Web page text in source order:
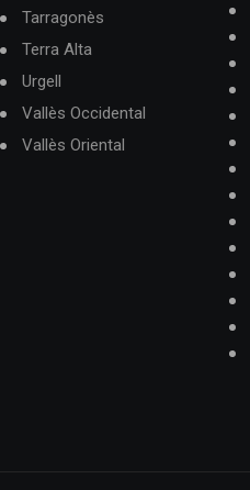
Tarragonès
Terra Alta
Urgell
Vallès Occidental
Vallès Oriental